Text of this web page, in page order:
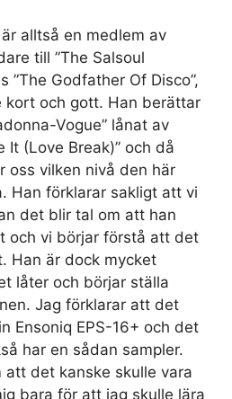
alltså en medlem av
till ”The Salsoul
”The Godfather Of Disco”,
kort och gott. Han berättar
Vogue” lånat av
It (Love Break)” och då
oss vilken nivå den här
Han förklarar sakligt att vi
det blir tal om att han
och vi börjar förstå att det
Han är dock mycket
låter och börjar ställa
Jag förklarar att det
Ensoniq EPS-16+ och det
har en sådan sampler.
att det kanske skulle vara
bara för att jag skulle lära